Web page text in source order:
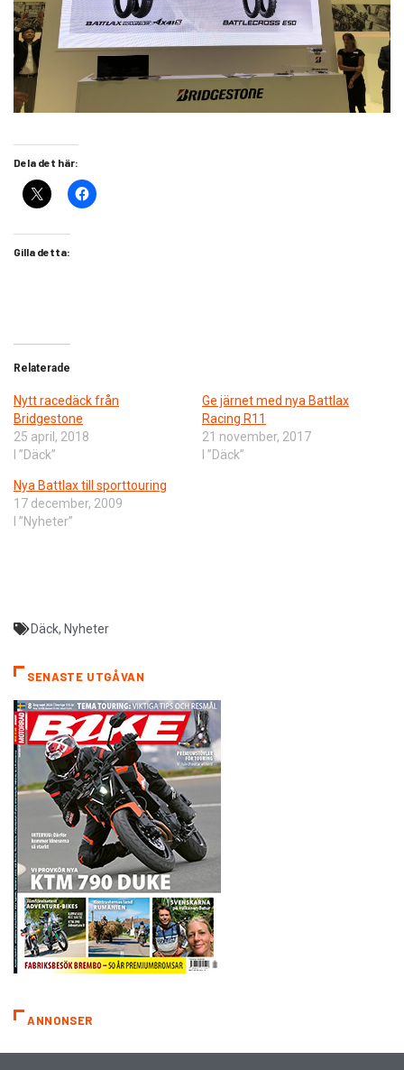
Dela det här:
Gilla detta:
Relaterade
Nytt racedäck från
Bridgestone
25 april, 2018
I ”Däck”
Ge järnet med nya Battlax
Racing R11
21 november, 2017
I ”Däck”
Nya Battlax till sporttouring
17 december, 2009
I ”Nyheter”
Däck, Nyheter
SENASTE UTGÅVAN
ANNONSER